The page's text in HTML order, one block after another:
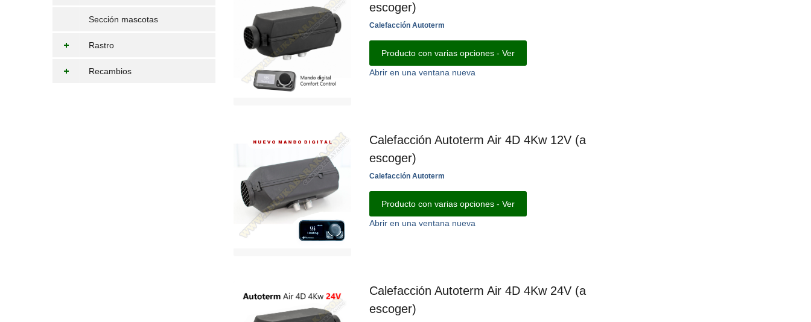
Sección mascotas
Rastro
Recambios
escoger)
Calefacción Autoterm
Producto con varias opciones - Ver
Abrir en una ventana nueva
Calefacción Autoterm Air 4D 4Kw 12V (a
escoger)
Calefacción Autoterm
Producto con varias opciones - Ver
Abrir en una ventana nueva
Calefacción Autoterm Air 4D 4Kw 24V (a
escoger)